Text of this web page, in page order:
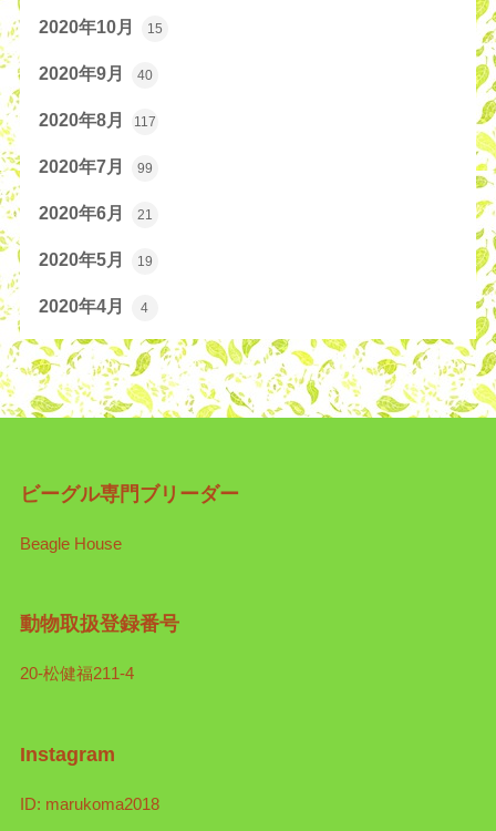
2020年10月 15
2020年9月 40
2020年8月 117
2020年7月 99
2020年6月 21
2020年5月 19
2020年4月 4
ビーグル専門ブリーダー
Beagle House
動物取扱登録番号
20-松健福211-4
Instagram
ID: marukoma2018